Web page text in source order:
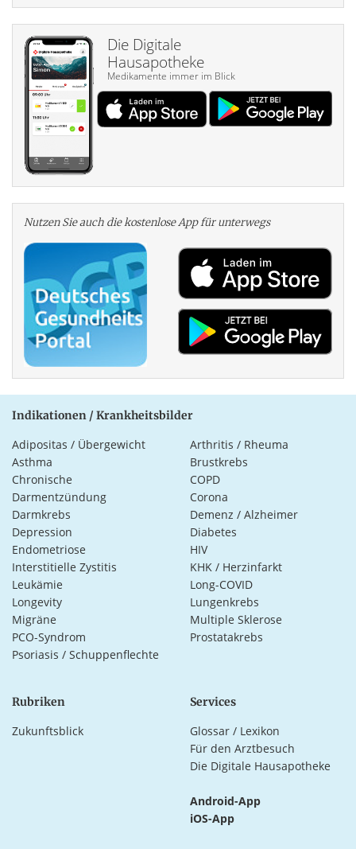
Die Digitale
Hausapotheke
Medikamente immer im Blick
Nutzen Sie auch die kosten­lose App für unterwegs
Indikationen / Krankheitsbilder
Adipositas / Übergewicht
Arthritis / Rheuma
Asthma
Brustkrebs
Chronische
Darmentzündung
COPD
Corona
Darmkrebs
Demenz / Alzheimer
Depression
Diabetes
Endometriose
HIV
Interstitielle Zystitis
KHK / Herzinfarkt
Leukämie
Long-COVID
Longevity
Lungenkrebs
Migräne
Multiple Sklerose
PCO-Syndrom
Prostatakrebs
Psoriasis / Schuppenflechte
Rubriken
Zukunftsblick
Services
Glossar / Lexikon
Für den Arztbesuch
Die Digitale Hausapotheke
Android-App
iOS-App